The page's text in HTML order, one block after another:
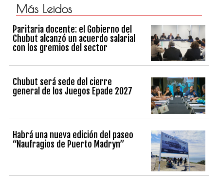
Más Leidos
Paritaria docente: el Gobierno del
Chubut alcanzó un acuerdo salarial
con los gremios del sector
Chubut será sede del cierre
general de los Juegos Epade 2027
Habrá una nueva edición del paseo
“Naufragios de Puerto Madryn”